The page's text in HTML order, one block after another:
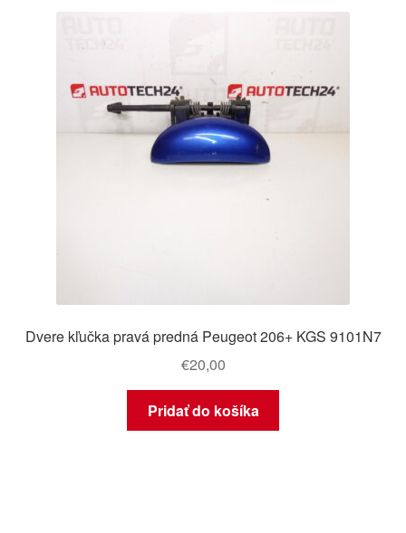
Dvere kľučka pravá predná Peugeot 206+ KGS 9101N7
€20,00
Pridať do košíka